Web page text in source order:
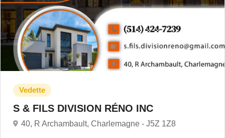
S & FILS DIVISION RÉNO INC
40, R Archambault, Charlemagne - J5Z 1Z8